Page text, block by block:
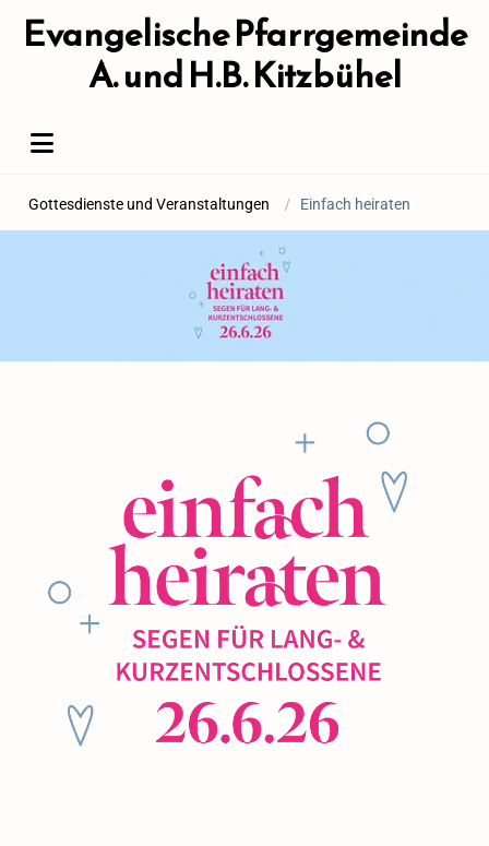
Evangelische Pfarrgemeinde
A. und H.B. Kitzbühel
Gottesdienste und Veranstaltungen / Einfach heiraten